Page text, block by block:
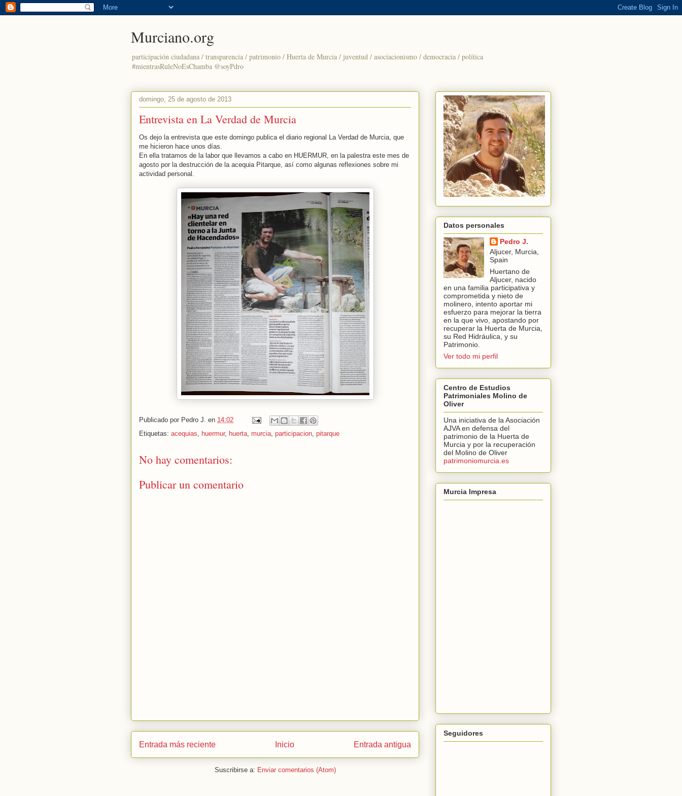
Murciano.org
participación ciudadana / transparencia / patrimonio / Huerta de Murcia / juventud / asociacionismo / democracia / política
#mientrasRuleNoEsChamba @soyPdro
domingo, 25 de agosto de 2013
Entrevista en La Verdad de Murcia
Os dejo la entrevista que este domingo publica el diario regional La Verdad de Murcia, que
me hicieron hace unos días.
En ella tratamos de la labor que llevamos a cabo en HUERMUR, en la palestra este mes de
agosto por la destrucción de la acequia Pitarque, así como algunas reflexiones sobre mi
actividad personal.
Publicado por Pedro J. en 14:02
Etiquetas: acequias, huermur, huerta, murcia, participacion, pitarque
No hay comentarios:
Publicar un comentario
Entrada más reciente Entrada antigua
Inicio
Suscribirse a: Enviar comentarios (Atom)
Datos personales
Pedro J.
Aljucer, Murcia,
Spain
Huertano de
Aljucer, nacido
en una familia participativa y
comprometida y nieto de
molinero, intento aportar mi
esfuerzo para mejorar la tierra
en la que vivo, apostando por
recuperar la Huerta de Murcia,
su Red Hidráulica, y su
Patrimonio.
Ver todo mi perfil
Centro de Estudios
Patrimoniales Molino de
Oliver
Una iniciativa de la Asociación
AJVA en defensa del
patrimonio de la Huerta de
Murcia y por la recuperación
del Molino de Oliver
patrimoniomurcia.es
Murcia Impresa
Seguidores